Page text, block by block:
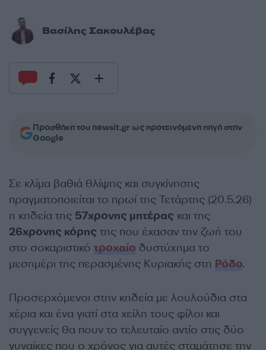
Βασίλης Σακουλέβας
Προσθήκη του newsit.gr ως προτεινόμενη πηγή στην
Google
Σε κλίμα βαθιά θλίψης και συγκίνησης
πραγματοποιείται το πρωί της Τετάρτης (20.5.26)
η κηδεία της 57χρονης μητέρας και της
26χρονης κόρης της που έχασαν την ζωή του
στο σοκαριστικό τροχαίο δυστύχημα το
μεσημέρι της περασμένης Κυριακής στη Ρόδο.
Προσερχόμενοι στην κηδεία με λουλούδια στα
χέρια και ένα γιατί στα χείλη τους φίλοι και
συγγενείς θα πουν το τελευταίο αντίο στις δύο
γυναίκες που ο χρόνος για αυτές σταμάτησε την